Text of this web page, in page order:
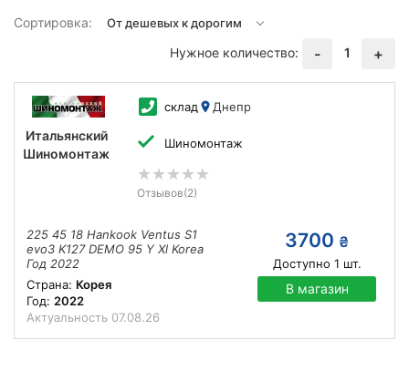
Сортировка:
Нужное количество:
- 1 +
Итальянский
Шиномонтаж
склад Днепр
Шиномонтаж
Отзывов(2)
225 45 18 Hankook Ventus S1
evo3 K127 DEMO 95 Y Xl Korea
Год 2022
Страна: Корея
Год: 2022
Актуальность 07.08.26
3700 ₴
Доступно 1 шт.
В магазин